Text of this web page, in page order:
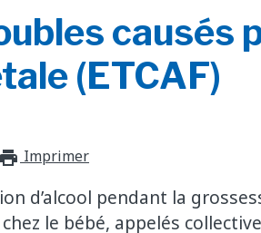
causés
(ETCAF)
Imprimer
d’alcool pendant la
le bébé, appelés